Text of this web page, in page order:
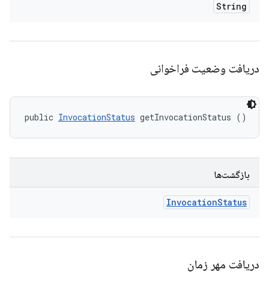
String
دریافت وضعیت فراخوانی
public InvocationStatus getInvocationStatus ()
بازگشت‌ها
InvocationStatus
دریافت مهر زمان